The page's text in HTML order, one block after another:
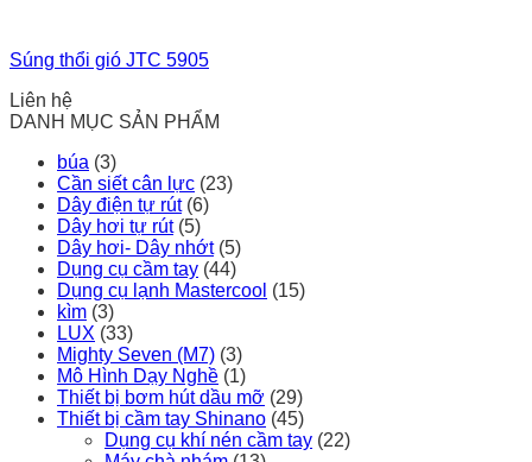
Súng thổi gió JTC 5905
Liên hệ
DANH MỤC SẢN PHẨM
búa (3)
Cần siết cân lực (23)
Dây điện tự rút (6)
Dây hơi tự rút (5)
Dây hơi- Dây nhớt (5)
Dụng cụ cầm tay (44)
Dụng cụ lạnh Mastercool (15)
kìm (3)
LUX (33)
Mighty Seven (M7) (3)
Mô Hình Dạy Nghề (1)
Thiết bị bơm hút dầu mỡ (29)
Thiết bị cầm tay Shinano (45)
Dụng cụ khí nén cầm tay (22)